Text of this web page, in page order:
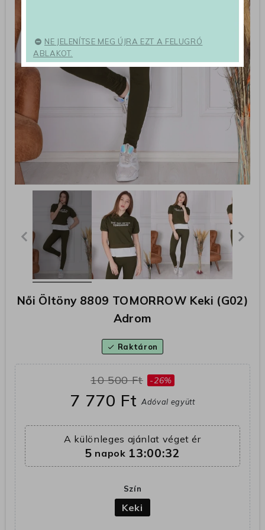
Női Öltöny 8809 TOMORROW Keki (G02)
Adrom
check Raktáron
10 500 Ft -26%
7 770 FtAdóval együtt
A különleges ajánlat véget ér
5 napok 13:00:32
Szín
Keki
NE JELENÍTSE MEG ÚJRA EZT A FELUGRÓ
ABLAKOT.